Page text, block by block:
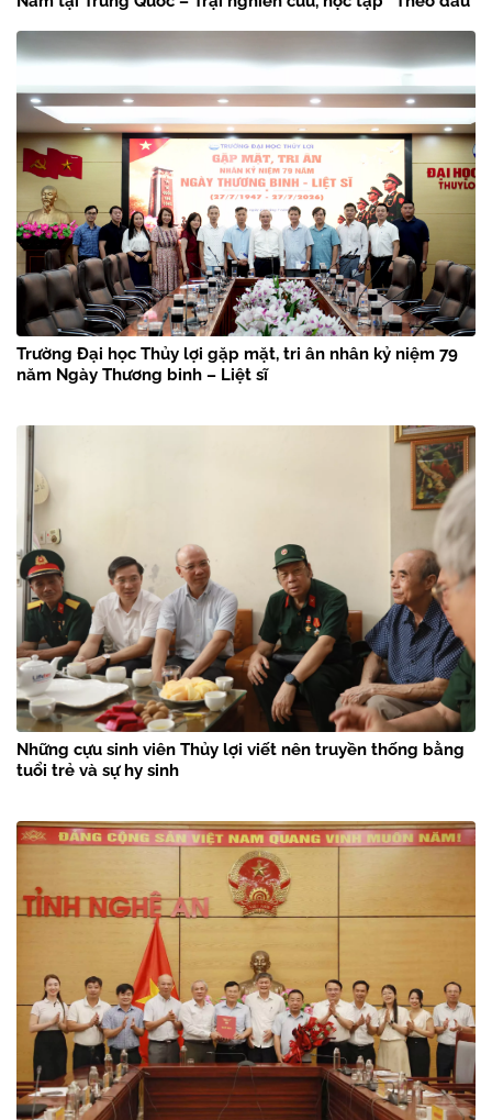
Trường Đại học Thủy lợi gặp mặt, tri ân nhân kỷ niệm 79
năm Ngày Thương binh – Liệt sĩ
Những cựu sinh viên Thủy lợi viết nên truyền thống bằng
tuổi trẻ và sự hy sinh